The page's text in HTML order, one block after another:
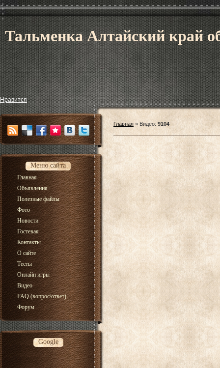
Тальменка Алтайский край
Нравится
Меню сайта
Главная
Объявления
Полезные файлы
Фото
Новости
Гостевая
Контакты
О сайте
Тесты
Онлайн игры
Видео
FAQ (вопрос/ответ)
Форум
Google
Главная » Видео: 9104